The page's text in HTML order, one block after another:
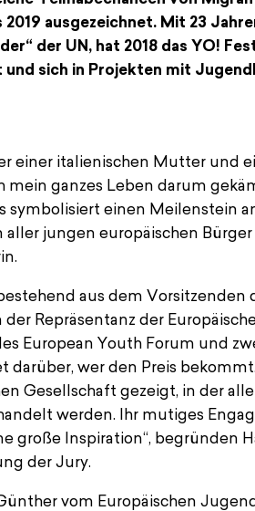
2019 ausgezeichnet. Mit 23
der UN, hat 2018 das YO!
und sich in Projekten mit
European
— 89 KB
einer italienischen Mutter und
mein ganzes Leben darum
symbolisiert einen Meilenstein
aller jungen europäischen
aus dem
Repräsentanz der
European Youth Forum und
darüber, wer den Preis
Gesellschaft gezeigt, in der
werden. Ihr mutiges
große Inspiration“, begründen
der Jury.
vom Europäischen